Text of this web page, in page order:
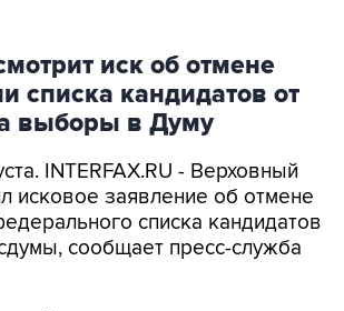
иск об отмене
списка кандидатов от
выборы в Думу
INTERFAX.RU - Верховный
списка кандидатов
сообщает пресс-служба
России поступило